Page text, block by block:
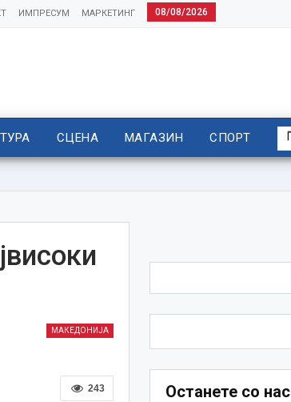
08/08/2026
МАРКЕТИНГ
ИМПРЕСУМ
СЦЕНА МАГАЗИН СПОРТ
МАКЕДОНИЈА
243 Останете со нас